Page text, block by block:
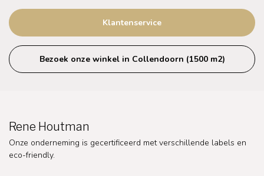
Klantenservice
Bezoek onze winkel in Collendoorn (1500 m2)
Rene Houtman
Onze onderneming is gecertificeerd met verschillende labels en
eco-friendly.